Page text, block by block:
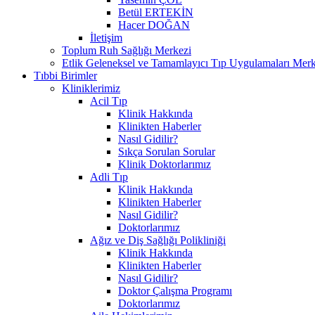
Betül ERTEKİN
Hacer DOĞAN
İletişim
Toplum Ruh Sağlığı Merkezi
Etlik Geleneksel ve Tamamlayıcı Tıp Uygulamaları
Tıbbi Birimler
Kliniklerimiz
Acil Tıp
Klinik Hakkında
Klinikten Haberler
Nasıl Gidilir?
Sıkça Sorulan Sorular
Klinik Doktorlarımız
Adli Tıp
Klinik Hakkında
Klinikten Haberler
Nasıl Gidilir?
Doktorlarımız
Ağız ve Diş Sağlığı Polikliniği
Klinik Hakkında
Klinikten Haberler
Nasıl Gidilir?
Doktor Çalışma Programı
Doktorlarımız